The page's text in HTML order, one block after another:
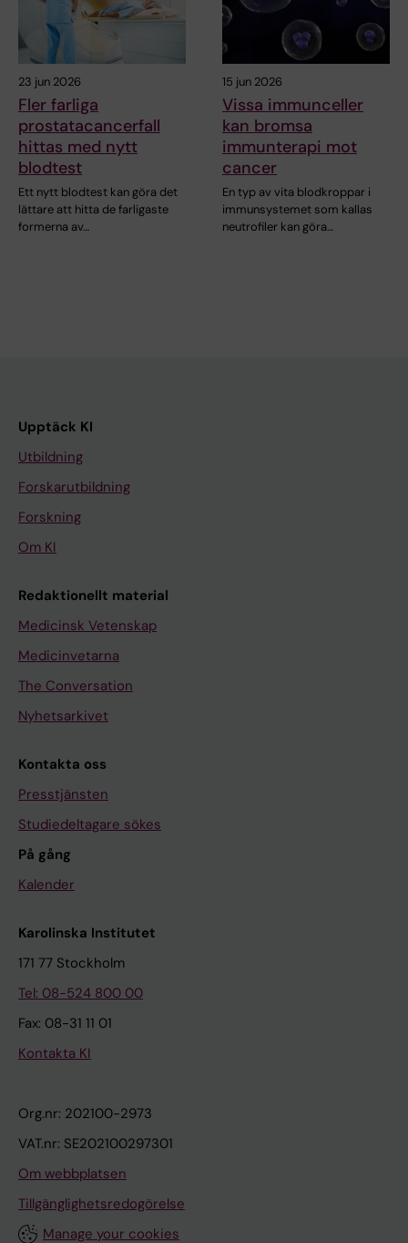
23 jun 2026
Fler farliga
prostatacancerfall
hittas med nytt
blodtest
Ett nytt blodtest kan göra det
lättare att hitta de farligaste
formerna av…
15 jun 2026
Vissa immunceller
kan bromsa
immunterapi mot
cancer
En typ av vita blodkroppar i
immunsystemet som kallas
neutrofiler kan göra…
Upptäck KI
Utbildning
Forskarutbildning
Forskning
Om KI
Redaktionellt material
Medicinsk Vetenskap
Medicinvetarna
The Conversation
Nyhetsarkivet
Kontakta oss
Presstjänsten
Studiedeltagare sökes
På gång
Kalender
Karolinska Institutet
171 77 Stockholm
Tel: 08-524 800 00
Fax: 08-31 11 01
Kontakta KI
Org.nr: 202100-2973
VAT.nr: SE202100297301
Om webbplatsen
Tillgänglighetsredogörelse
Manage your cookies